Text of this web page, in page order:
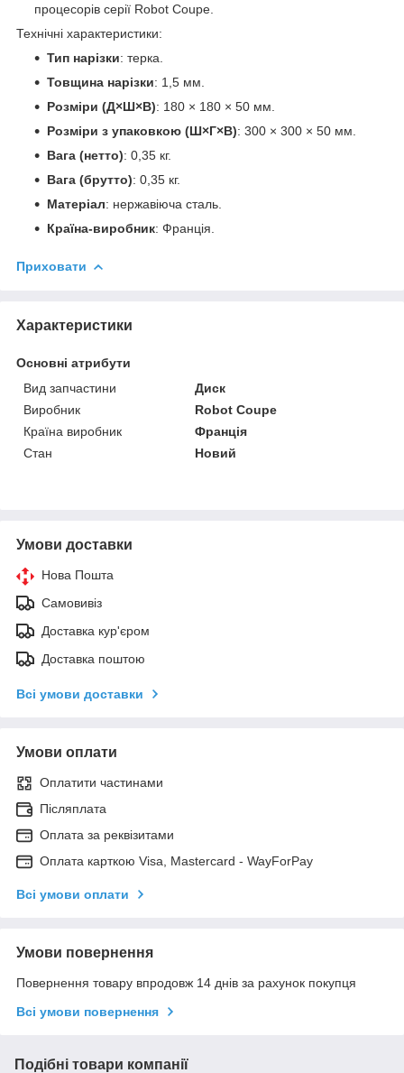
процесорів серії Robot Coupe.
Технічні характеристики:
Тип нарізки: терка.
Товщина нарізки: 1,5 мм.
Розміри (Д×Ш×В): 180 × 180 × 50 мм.
Розміри з упаковкою (Ш×Г×В): 300 × 300 × 50 мм.
Вага (нетто): 0,35 кг.
Вага (брутто): 0,35 кг.
Матеріал: нержавіюча сталь.
Країна-виробник: Франція.
Приховати
Характеристики
Основні атрибути
Вид запчастини
Диск
Виробник
Robot Coupe
Країна виробник
Франція
Стан
Новий
Умови доставки
Нова Пошта
Самовивіз
Доставка кур'єром
Доставка поштою
Всі умови доставки
Умови оплати
Оплатити частинами
Післяплата
Оплата за реквізитами
Оплата карткою Visa, Mastercard - WayForPay
Всі умови оплати
Умови повернення
Повернення товару впродовж 14 днів за рахунок покупця
Всі умови повернення
Подібні товари компанії